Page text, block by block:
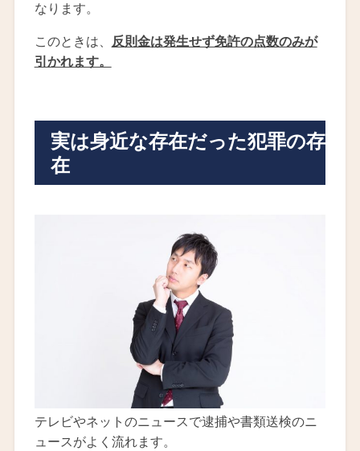
なります。
このときは、 反則金は発生せず免許の点数のみが
引かれます。
実は身近な存在だった犯罪の存
在
テレビやネットのニュースで逮捕や書類送検のニ
ュースがよく流れます。